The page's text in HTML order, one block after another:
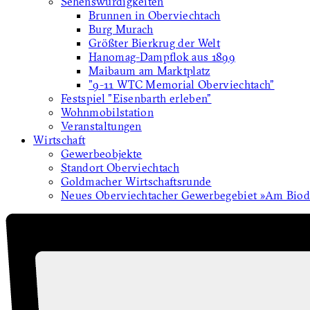
Brunnen in Oberviechtach
Burg Murach
Größter Bierkrug der Welt
Hanomag-Dampflok aus 1899
Maibaum am Marktplatz
"9-11 WTC Memorial Oberviechtach"
Festspiel "Eisenbarth erleben"
Wohnmobilstation
Veranstaltungen
Wirtschaft
Gewerbeobjekte
Standort Oberviechtach
Goldmacher Wirtschaftsrunde
Neues Oberviechtacher Gewerbegebiet »Am